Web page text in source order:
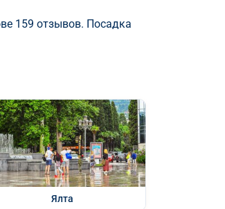
159 отзывов. Посадка
Ялта